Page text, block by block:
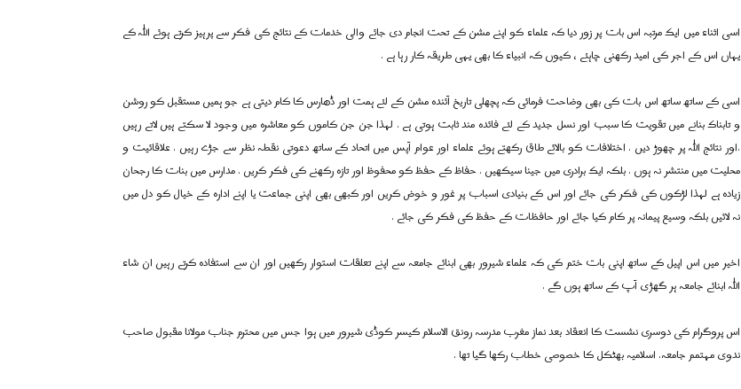
اسی اثناء میں ایک مرتبہ اس بات پر زور دیا کہ علماء کو اپنے مشن کے تحت انجام دی جائے والی خدمات کے نتائج کی فکر سے پرہیز کرتے ہوئے اللہ کے
یہاں اس کے اجر کی امید رکھنی چاہئے ، کیوں کہ انبیاء کا بھی یہی طریقہ کار رہا ہے .
اسی کے ساتھ ساتھ اس بات کی بھی وضاحت فرمائی کہ پچھلی تاریخ آئندہ مشن کے لئے ہمت اور ڈھارس کا کام دیتی ہے جو ہمیں مستقبل کو روشن
و تابناک بنانے میں تقویت کا سبب اور نسل جدید کے لئے فائدہ مند ثابت ہوتی ہے . لہذا جن جن کاموں کو معاشرہ میں وجود لا سکتے ہیں لاتے رہیں
.اور نتائج اللہ پر چھوڑ دیں . اختلافات کو بالائے طاق رکھتے ہوئے علماء اور عوام آپس میں اتحاد کے ساتھ دعوتی نقطہ نظر سے جڑے رہیں . علاقائیت و
محلیت میں منتشر نہ ہوں . بلکہ ایک برادری میں جینا سیکھیں . حفاظ کے حفظ کو محفوظ اور تازہ رکھنے کی فکر کریں . مدارس میں بنات کا رجحان
زیادہ ہے لہذا لڑکوں کی فکر کی جائے اور اس کے بنیادی اسباب پر غور و خوض کریں اور کبھی بھی اپنی جماعت یا اپنے ادارہ کے خیال کو دل میں
نہ لائیں بلکہ وسیع پیمانہ پر کام کیا جائے اور حافظات کے حفظ کی فکر کی جائے .
اخیر میں اس اپیل کے ساتھ اپنی بات ختم کی کہ علماء شیرور بھی ابنائے جامعہ سے اپنے تعلقات استوار رکھیں اور ان سے استفادہ کرتے رہیں ان شاء
اللہ ابنائے جامعہ ہر گھڑی آپ کے ساتھ ہوں گے .
اس پروگرام کی دوسری نشست کا انعقاد بعد نماز مغرب مدرسہ رونق الاسلام کیسر کوڈی شیرور میں ہوا جس میں محترم جناب مولانا مقبول صاحب
ندوی مہتمم جامعہ. اسلامیہ بھٹکل کا خصوصی خطاب رکھا گیا تھا .